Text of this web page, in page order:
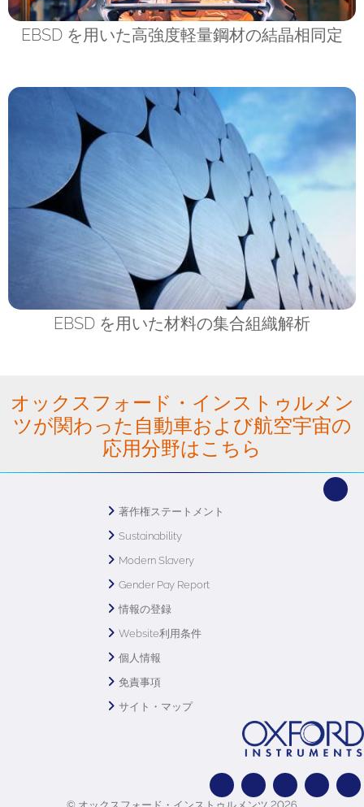
EBSD を用いた高強度軽量鋼材の結晶相同定
EBSD を用いた材料の集合組織解析
オックスフォード・インストゥルメン
ツが関わった自動車および航空宇宙の
応用分野はこちら
著作権ステートメント
Sustainability
Modern Slavery
Gender Pay Report
情報の登録
Website利用条件
個人情報
免責事項
サイト・マップ